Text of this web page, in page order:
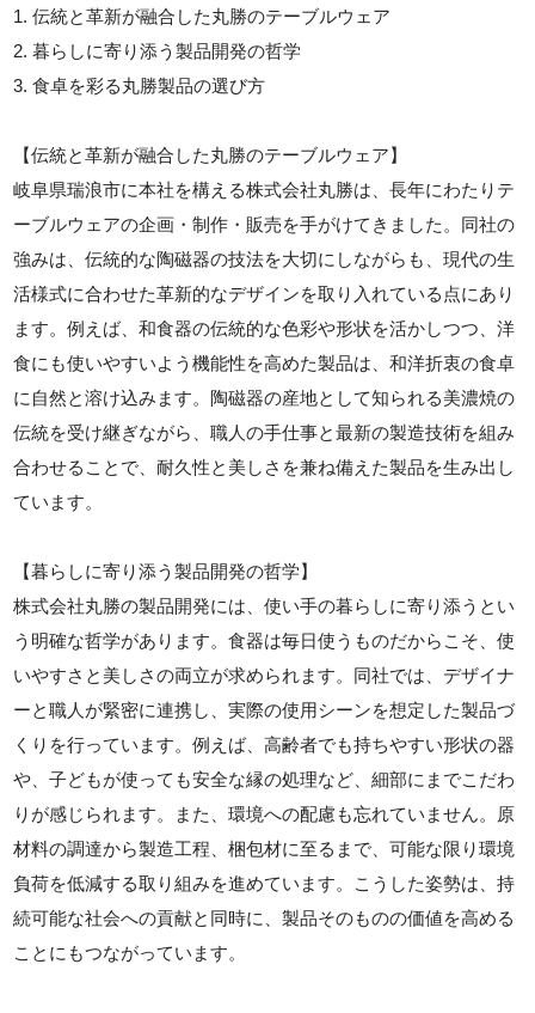
1. 伝統と革新が融合した丸勝のテーブルウェア
2. 暮らしに寄り添う製品開発の哲学
3. 食卓を彩る丸勝製品の選び方
【伝統と革新が融合した丸勝のテーブルウェア】
岐阜県瑞浪市に本社を構える株式会社丸勝は、長年にわたりテ
ーブルウェアの企画・制作・販売を手がけてきました。同社の
強みは、伝統的な陶磁器の技法を大切にしながらも、現代の生
活様式に合わせた革新的なデザインを取り入れている点にあり
ます。例えば、和食器の伝統的な色彩や形状を活かしつつ、洋
食にも使いやすいよう機能性を高めた製品は、和洋折衷の食卓
に自然と溶け込みます。陶磁器の産地として知られる美濃焼の
伝統を受け継ぎながら、職人の手仕事と最新の製造技術を組み
合わせることで、耐久性と美しさを兼ね備えた製品を生み出し
ています。
【暮らしに寄り添う製品開発の哲学】
株式会社丸勝の製品開発には、使い手の暮らしに寄り添うとい
う明確な哲学があります。食器は毎日使うものだからこそ、使
いやすさと美しさの両立が求められます。同社では、デザイナ
ーと職人が緊密に連携し、実際の使用シーンを想定した製品づ
くりを行っています。例えば、高齢者でも持ちやすい形状の器
や、子どもが使っても安全な縁の処理など、細部にまでこだわ
りが感じられます。また、環境への配慮も忘れていません。原
材料の調達から製造工程、梱包材に至るまで、可能な限り環境
負荷を低減する取り組みを進めています。こうした姿勢は、持
続可能な社会への貢献と同時に、製品そのものの価値を高める
ことにもつながっています。